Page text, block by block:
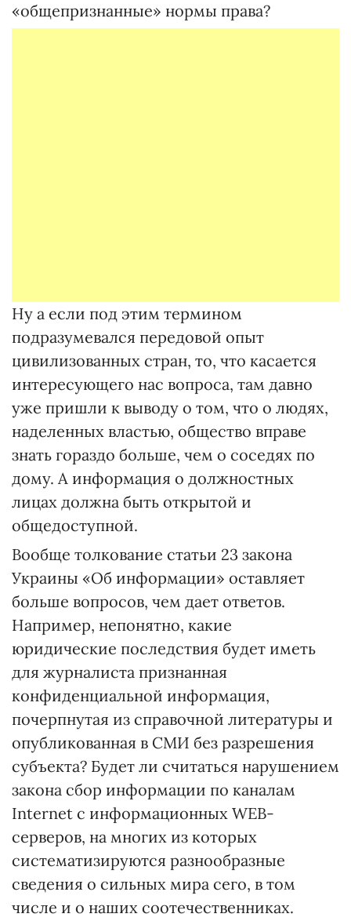
«общепризнанные» нормы права?
Ну а если под этим термином
подразумевался передовой опыт
цивилизованных стран, то, что касается
интересующего нас вопроса, там давно
уже пришли к выводу о том, что о людях,
наделенных властью, общество вправе
знать гораздо больше, чем о соседях по
дому. А информация о должностных
лицах должна быть открытой и
общедоступной.
Вообще толкование статьи 23 закона
Украины «Об информации» оставляет
больше вопросов, чем дает ответов.
Например, непонятно, какие
юридические последствия будет иметь
для журналиста признанная
конфиденциальной информация,
почерпнутая из справочной литературы и
опубликованная в СМИ без разрешения
субъекта? Будет ли считаться нарушением
закона сбор информации по каналам
Internet с информационных WEB-
серверов, на многих из которых
систематизируются разнообразные
сведения о сильных мира сего, в том
числе и о наших соотечественниках.